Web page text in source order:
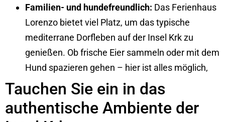
Familien- und hundefreundlich: Das Ferienhaus
Lorenzo bietet viel Platz, um das typische
mediterrane Dorfleben auf der Insel Krk zu
genießen. Ob frische Eier sammeln oder mit dem
Hund spazieren gehen – hier ist alles möglich,
Tauchen Sie ein in das
authentische Ambiente der